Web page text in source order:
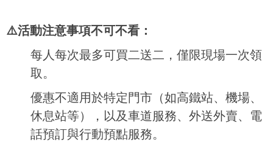
⚠️活動注意事項不可不看：
每人每次最多可買二送二，僅限現場一次領
取。
優惠不適用於特定門市（如高鐵站、機場、
休息站等），以及車道服務、外送外賣、電
話預訂與行動預點服務。